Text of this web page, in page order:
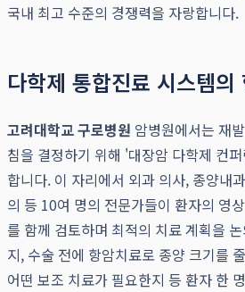
국내 최고 수준의 경쟁력을 자랑합니다.
다학제 통합진료 시스템의
고려대학교 구로병원 암병원에서는 재
침을 결정하기 위해 '대장암 다학제 컨
합니다. 이 자리에서 외과 의사, 종양내
의 등 10여 명의 전문가들이 환자의 영
를 함께 검토하며 최적의 치료 계획을
지, 수술 전에 항암치료로 종양 크기를
어떤 보조 치료가 필요한지 등 환자 한